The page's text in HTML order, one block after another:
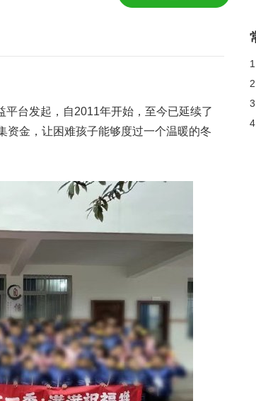
平台发起，自2011年开始，至今已延续了
资金，让困难孩子能够度过一个温暖的冬